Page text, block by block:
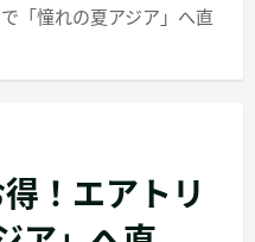
「憧れの夏アジア」へ直
！エアトリ